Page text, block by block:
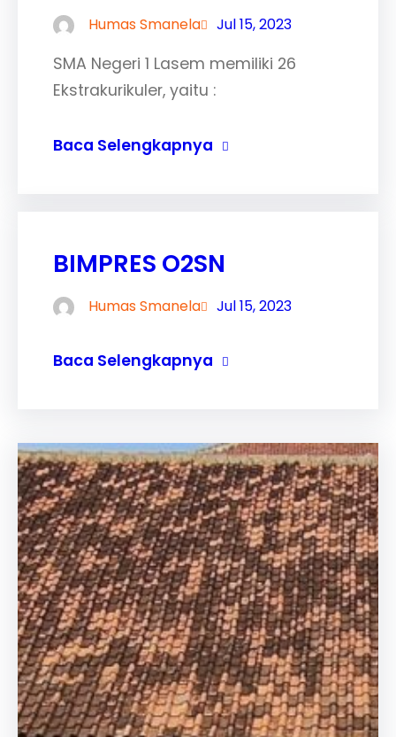
Humas Smanela Jul 15, 2023
SMA Negeri 1 Lasem memiliki 26
Ekstrakurikuler, yaitu :
Baca Selengkapnya
BIMPRES O2SN
Humas Smanela Jul 15, 2023
Baca Selengkapnya